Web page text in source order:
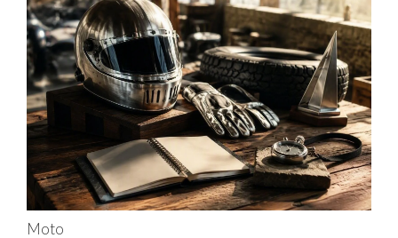
Moto